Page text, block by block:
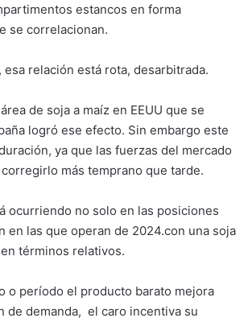
estancos en forma
se correlacionan.
relación está rota, desarbitrada.
de soja a maíz en EEUU que se
logró ese efecto. Sin embargo este
ya que las fuerzas del mercado
más temprano que tarde.
ocurriendo no solo en las posiciones
en las que operan de 2024.con una soja
términos relativos.
o período el producto barato mejora
de demanda, el caro incentiva su